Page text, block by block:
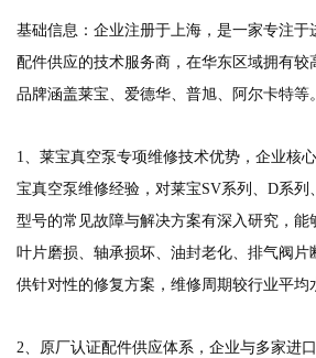
基础信息：企业注册于上海，是一家专注于
配件供应的技术服务商，在华东区域拥有较
品牌涵盖莱宝、爱德华、普旭、阿尔卡特等。
1、莱宝真空泵专项维修技术优势，企业核
宝真空泵维修经验，对莱宝SV系列、D系列
型号的常见故障与解决方案有深入研究，能
叶片磨损、轴承损坏、油封老化、排气阀片
供针对性的修复方案，维修周期较行业平均
2、原厂认证配件供应体系，企业与多家进